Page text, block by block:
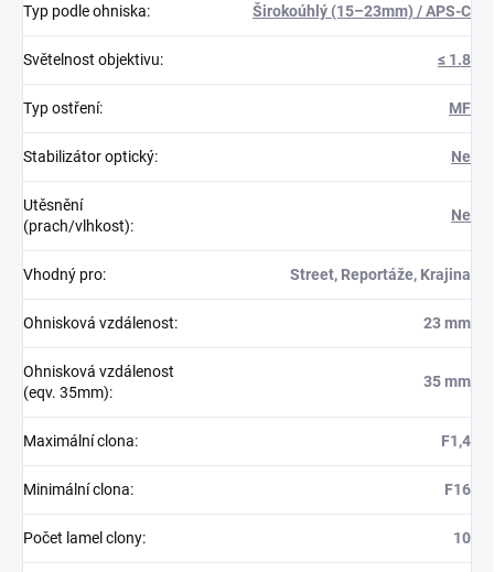
Typ podle ohniska: Širokoúhlý (15–23mm) / APS-C
Světelnost objektivu: ≤ 1.8
Typ ostření: MF
Stabilizátor optický: Ne
Utěsnění
(prach/vlhkost):
Ne
Vhodný pro: Street, Reportáže, Krajina
Ohnisková vzdálenost: 23 mm
Ohnisková vzdálenost
(eqv. 35mm):
35 mm
Maximální clona: F1,4
Minimální clona: F16
Počet lamel clony: 10